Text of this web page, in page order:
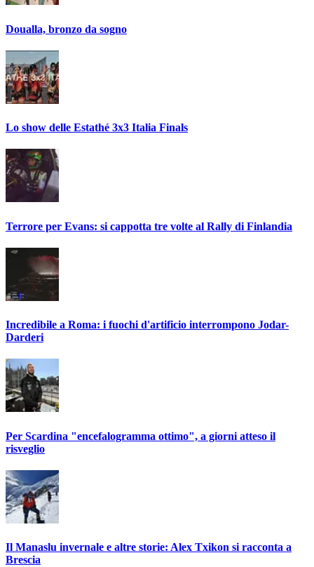
Doualla, bronzo da sogno
Lo show delle Estathé 3x3 Italia Finals
Terrore per Evans: si cappotta tre volte al Rally di Finlandia
Incredibile a Roma: i fuochi d'artificio interrompono Jodar-
Darderi
Per Scardina "encefalogramma ottimo", a giorni atteso il
risveglio
Il Manaslu invernale e altre storie: Alex Txikon si racconta a
Brescia